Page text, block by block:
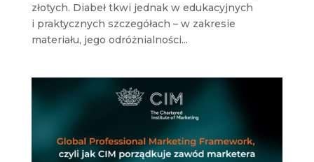
złotych. Diabeł tkwi jednak w edukacyjnych
i praktycznych szczegółach – w zakresie
materiału, jego odróżnialności...